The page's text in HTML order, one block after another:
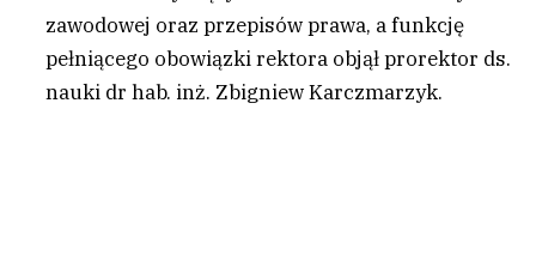
zawodowej oraz przepisów prawa, a funkcję
pełniącego obowiązki rektora objął prorektor ds.
nauki dr hab. inż. Zbigniew Karczmarzyk.